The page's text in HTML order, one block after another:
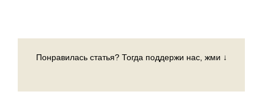
Понравилась статья? Тогда поддержи нас, жми ↓